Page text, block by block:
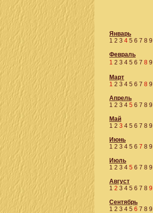
Январь
1 2 3 4 5 6 7 8 9
Февраль
1 2 3 4 5 6 7 8 9
Март
1 2 3 4 5 6 7 8 9
Апрель
1 2 3 4 5 6 7 8 9
Май
1 2 3 4 5 6 7 8 9
Июнь
1 2 3 4 5 6 7 8 9
Июль
1 2 3 4 5 6 7 8 9
Август
1 2 3 4 5 6 7 8 9
Сентябрь
1 2 3 4 5 6 7 8 9